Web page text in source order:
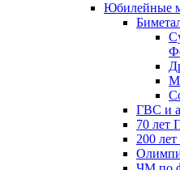
Юбилейные
ГВС и
70 лет
200